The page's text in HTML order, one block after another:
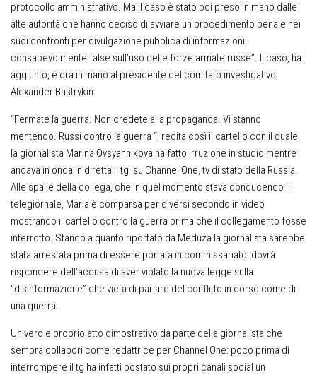
protocollo amministrativo. Ma il caso è stato poi preso in mano dalle
alte autorità che hanno deciso di avviare un procedimento penale nei
suoi confronti per divulgazione pubblica di informazioni
consapevolmente false sull’uso delle forze armate russe”. Il caso, ha
aggiunto, è ora in mano al presidente del comitato investigativo,
Alexander Bastrykin.
“Fermate la guerra. Non credete alla propaganda. Vi stanno
mentendo. Russi contro la guerra “, recita così il cartello con il quale
la giornalista Marina Ovsyannikova ha fatto irruzione in studio mentre
andava in onda in diretta il tg su Channel One, tv di stato della Russia.
Alle spalle della collega, che in quel momento stava conducendo il
telegiornale, Maria è comparsa per diversi secondo in video
mostrando il cartello contro la guerra prima che il collegamento fosse
interrotto. Stando a quanto riportato da Meduza la giornalista sarebbe
stata arrestata prima di essere portata in commissariato: dovrà
rispondere dell’accusa di aver violato la nuova legge sulla
“disinformazione” che vieta di parlare del conflitto in corso come di
una guerra.
Un vero e proprio atto dimostrativo da parte della giornalista che
sembra collabori come redattrice per Channel One: poco prima di
interrompere il tg ha infatti postato sui propri canali social un